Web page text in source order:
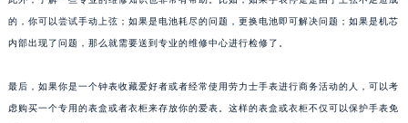
的，你可以尝试手动上弦；如果是电池耗尽的问题，更换电池即可解决问题；如果是机芯
内部出现了问题，那么就需要送到专业的维修中心进行检修了。
最后，如果你是一个钟表收藏爱好者或者经常使用劳力士手表进行商务活动的人，可以考
虑购买一个专用的表盒或者衣柜来存放你的爱表。这样的表盒或衣柜不仅可以保护手表免